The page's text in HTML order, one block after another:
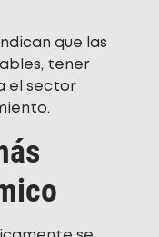
que las
tener
el sector